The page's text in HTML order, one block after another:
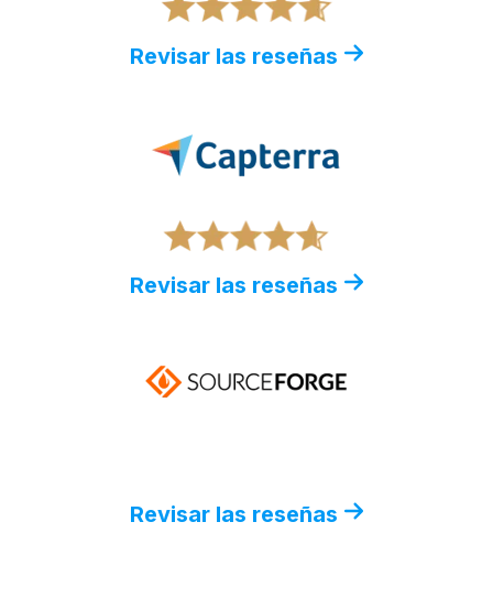
Revisar las reseñas
Revisar las reseñas
Revisar las reseñas